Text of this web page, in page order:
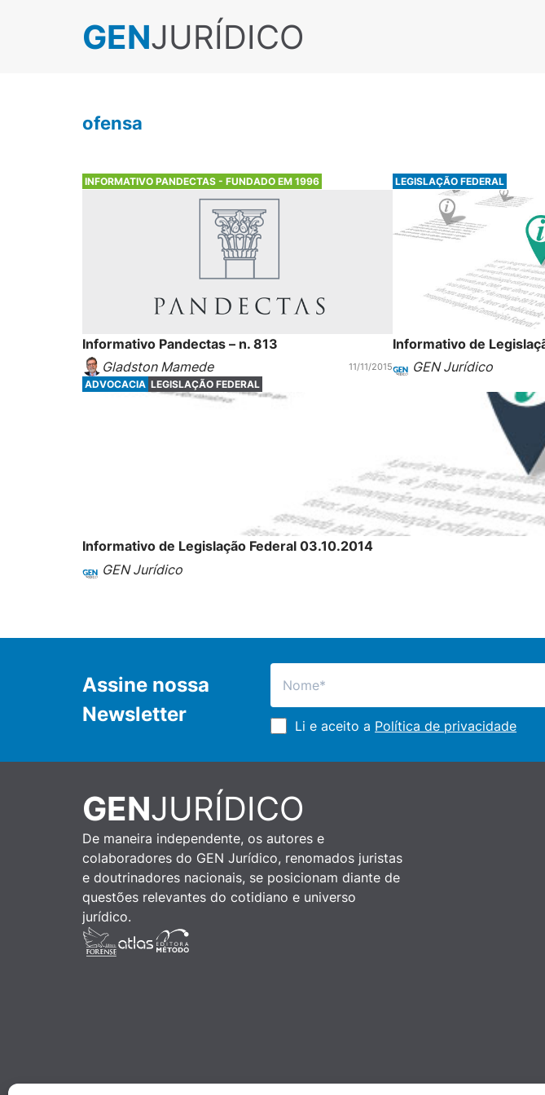
GENJURÍDICO
ofensa
INFORMATIVO PANDECTAS - FUNDADO EM 1996
Informativo Pandectas – n. 813
Gladston Mamede
11/11/2015
LEGISLAÇÃO FEDERAL
Informativo de
GEN Jurídico
ADVOCACIA LEGISLAÇÃO FEDERAL
Informativo de Legislação Federal 03.10.2014
GEN Jurídico
Assine nossa
Newsletter
Li e aceito a Política de privacidade
GENJURÍDICO
De maneira independente, os autores e
colaboradores do GEN Jurídico, renomados juristas
e doutrinadores nacionais, se posicionam diante de
questões relevantes do cotidiano e universo
jurídico.